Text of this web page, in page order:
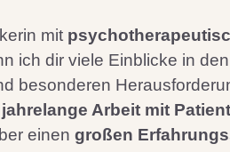
mit
ich dir viele Einblicke in
besonderen
jahrelange Arbeit mit
einen großen